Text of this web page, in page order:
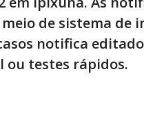
de sistema de
notifica editado
testes rápidos.